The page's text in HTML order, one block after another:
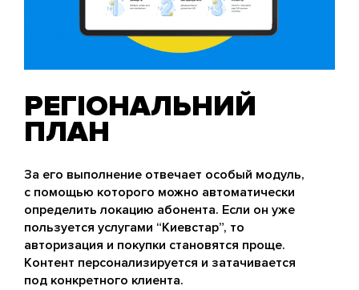
РЕГІОНАЛЬНИЙ
ПЛАН
За его выполнение отвечает особый модуль,
с помощью которого можно автоматически
определить локацию абонента. Если он уже
пользуется услугами “Киевстар”, то
авторизация и покупки становятся проще.
Контент персонализируется и затачивается
под конкретного клиента.